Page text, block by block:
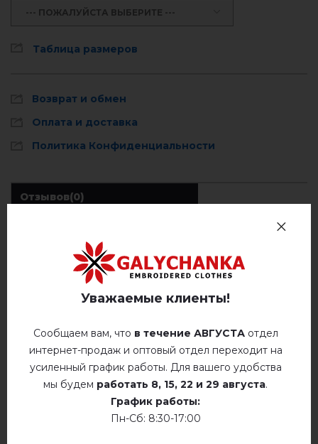
--- ПОЖАЛУЙСТА ВЫБЕРИТЕ ---
Таблица размеров
Возврат и обмен
Оплата и доставка
Политика Конфиденциальности
Отзывов(0)
ОТЗЫВЫ О БАНДЕРОВСКА (ХАКІ Т.)
добавьте свой отзыв о Бандеровска (хакі т.)
Уважаемые клиенты!
Сообщаем вам, что в течение АВГУСТАотдел
интернет-продаж и оптовый отдел переходит на
усиленный график работы. Для вашего удобства
мы будем работать 8, 15, 22 и 29 августа.
График работы:
Пн-Сб: 8:30-17:00